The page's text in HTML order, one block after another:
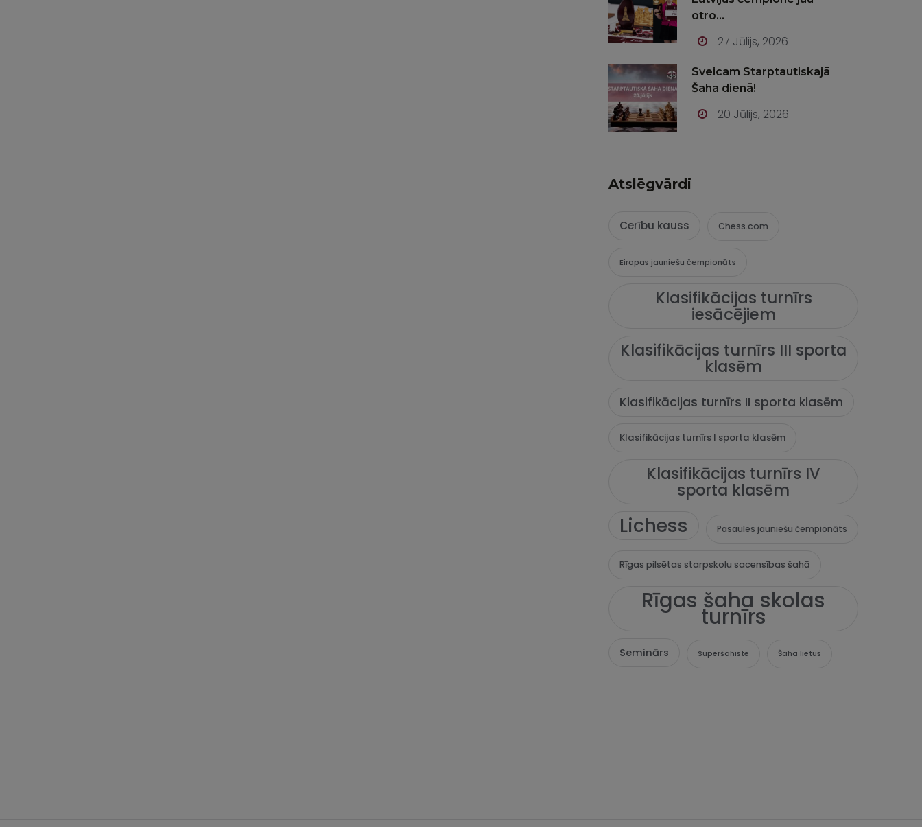
otro...
27 Jūlijs, 2026
Sveicam Starptautiskajā
Šaha dienā!
20 Jūlijs, 2026
Atslēgvārdi
Cerību kauss Chess.com
Eiropas jauniešu čempionāts
Klasifikācijas turnīrs
iesācējiem
Klasifikācijas turnīrs III sporta
klasēm
Klasifikācijas turnīrs II sporta klasēm
Klasifikācijas turnīrs I sporta klasēm
Klasifikācijas turnīrs IV
sporta klasēm
Lichess Pasaules jauniešu čempionāts
Rīgas pilsētas starpskolu sacensības šahā
Rīgas šaha skolas
turnīrs
Seminārs Superšahiste Šaha lietus